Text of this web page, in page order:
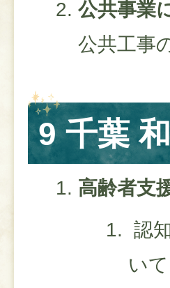
公共事業
公共工事
9 千葉
高齢者支
認
いて